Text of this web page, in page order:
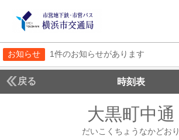
お知らせ 1件のお知らせがあります
戻る 時刻表
大黒町中通
だいこくちょうなかどおり